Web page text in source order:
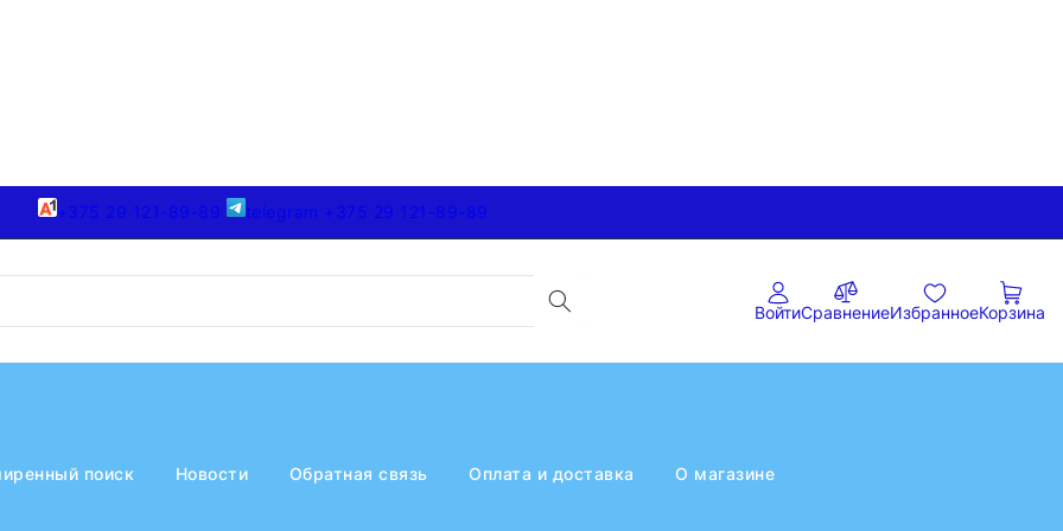
+375 29 121-89-89 telegram +375 29 121-89-89
ВойтиСравнениеИзбранноеКорзина
поиск Новости Обратная связь Оплата и доставка О магазине